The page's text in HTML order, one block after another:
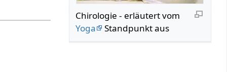
Chirologie - erläutert vom
Yoga
Standpunkt aus